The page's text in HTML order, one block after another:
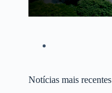
Notícias mais recentes